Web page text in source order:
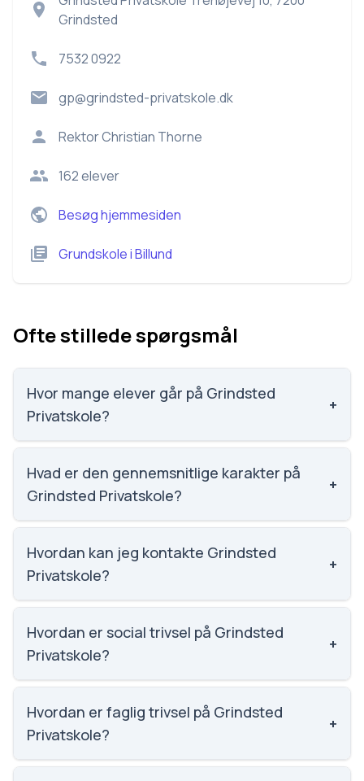
Grindsted
7532 0922
gp@grindsted-privatskole.dk
RektorChristian Thorne
162elever
Besøg hjemmesiden
GrundskoleiBillund
Ofte stillede spørgsmål
Hvor mange elever går på Grindsted
Privatskole?
+
Grindsted Privatskole har 162 elever, hvilket gør den
til nummer 1404 ud af 3143 skoler.
Hvad er den gennemsnitlige karakter på
Grindsted Privatskole?
+
Karaktergennemsnittet på Grindsted Privatskole er
6.8, nummer 1078 ud af 3143 skoler.
Hvordan kan jeg kontakte Grindsted
Privatskole?
+
Email: gp@grindsted-privatskole.dk. Telefon: 7532
0922. Adresse: Grindsted Privatskole Trehøjevej 10,
7200 Grindsted. Skoleleder: Christian Thorne.
Hvordan er social trivsel på Grindsted
Privatskole?
+
Vi har ikke data om social trivsel for Grindsted
Privatskole.
Hvordan er faglig trivsel på Grindsted
Privatskole?
+
Vi har ikke data om faglig trivsel for Grindsted